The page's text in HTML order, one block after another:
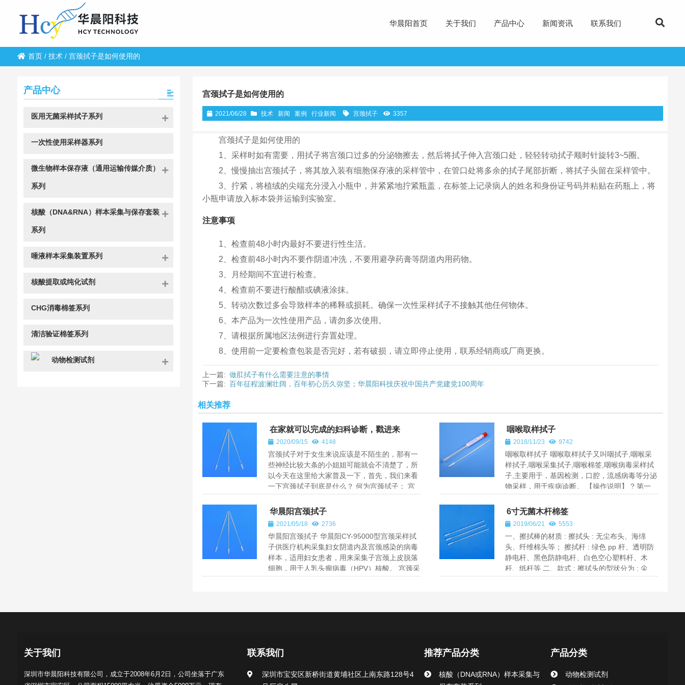
华晨阳首页 关于我们 产品中心 新闻资讯 联系我们
首页/ 技术/ 宫颈拭子是如何使用的
宫颈拭子是如何使用的
2021/06/28 技术 新闻 案例 行业新闻 宫颈拭子 3357
宫颈拭子是如何使用的
1、采样时如有需要，用拭子将宫颈口过多的分泌物擦去，然后将拭子伸入宫颈口处，轻轻转动拭子顺时针旋转3~5圈。
2、慢慢抽出宫颈拭子，将其放入装有细胞保存液的采样管中，在管口处将多余的拭子尾部折断，将拭子头留在采样管中。
3、拧紧，将植绒的尖端充分浸入小瓶中，并紧紧地拧紧瓶盖，在标签上记录病人的姓名和身份证号码并粘贴在药瓶上，将
小瓶申请放入标本袋并运输到实验室。
注意事项
1、检查前48小时内最好不要进行性生活。
2、检查前48小时内不要作阴道冲洗，不要用避孕药膏等阴道内用药物。
3、月经期间不宜进行检查。
4、检查前不要进行酸醋或碘液涂抹。
5、转动次数过多会导致样本的稀释或损耗。确保一次性采样拭子不接触其他任何物体。
6、本产品为一次性使用产品，请勿多次使用。
7、请根据所属地区法例进行弃置处理。
8、使用前一定要检查包装是否完好，若有破损，请立即停止使用，联系经销商或厂商更换。
上一篇: 做肛拭子有什么需要注意的事情
下一篇: 百年征程波澜壮阔，百年初心历久弥坚；华晨阳科技庆祝中国共产党建党100周年
相关推荐
在家就可以完成的妇科诊断，戳进来
2020/09/15 4148
宫颈拭子对于女生来说应该是不陌生的，那有一
些神经比较大条的小姐姐可能就会不清楚了，所
以今天在这里给大家普及一下，首先，我们来看
一下宫颈拭子到底是什么？ 何为宫颈拭子： 宫
颈拭子就是，主要是用来...
咽喉取样拭子
2018/11/23 9742
咽喉取样拭子 咽喉取样拭子又叫咽拭子,咽喉采
样拭子,咽喉采集拭子,咽喉棉签,咽喉病毒采样拭
子,主要用于，基因检测，口腔，流感病毒等分泌
物采样，用于疾病诊断。 【操作说明】 ? 第一
步：握住手...
华晨阳宫颈拭子
2021/05/18 2736
华晨阳宫颈拭子 华晨阳CY-95000型宫颈采样拭
子供医疗机构采集妇女阴道内及宫颈感染的病毒
样本，适用妇女患者，用来采集子宫颈上皮脱落
细胞，用于人乳头瘤病毒（HPV）核酸。 宫颈采
样拭子是由尼龙短纤维绒毛...
6寸无菌木杆棉签
2019/06/21 5553
一、擦拭棒的材质 : 擦拭头 : 无尘布头、海绵
头、纤维棉头等； 擦拭杆 : 绿色 pp 杆、透明防
静电杆、黑色防静电杆、白色空心塑料杆、木
杆、纸杆等 二、款式 : 擦拭头的型状分为 : 尖
头、扁平头、椭圆头、方头、...
产品中心
医用无菌采样拭子系列
一次性使用采样器系列
微生物样本保存液（通用运输传媒介质）
系列
核酸（DNA&RNA）样本采集与保存套装
系列
唾液样本采集装置系列
核酸提取或纯化试剂
CHG消毒棉签系列
清洁验证棉签系列
动物检测试剂
关于我们
深圳市华晨阳科技有限公司，成立于2008年6月2日，公司坐落于广东
联系我们
深圳市宝安区新桥街道黄埔社区上南东路128号4
推荐产品分类
核酸（DNA或RNA）样本采集与
产品分类
动物检测试剂